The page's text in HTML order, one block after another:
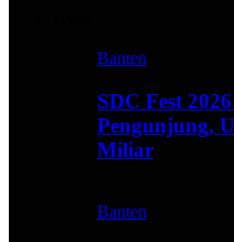
Banten
SDC Fest
Pengunjung,
Miliar
Banten